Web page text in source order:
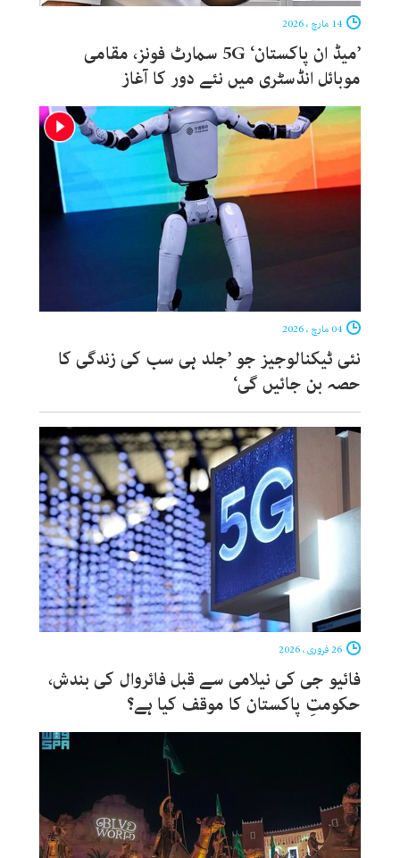
’میڈ ان پاکستان‘ 5G سمارٹ فونز، مقامی
موبائل انڈسٹری میں نئے دور کا آغاز
نئی ٹیکنالوجیز جو ’جلد ہی سب کی زندگی کا
حصہ بن جائیں گی‘
فائیو جی کی نیلامی سے قبل فائروال کی بندش،
حکومتِ پاکستان کا موقف کیا ہے؟